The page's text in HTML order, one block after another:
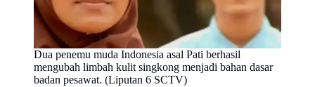
Dua penemu muda Indonesia asal Pati berhasil
mengubah limbah kulit singkong menjadi bahan dasar
badan pesawat. (Liputan 6 SCTV)